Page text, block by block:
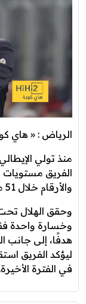
الرياض : « هاي
منذ تولي
الفريق
والأرقام خلال 51 مباراة خاضها حتى الآن.
ليؤكد الفريق
في الفترة الأخيرة.